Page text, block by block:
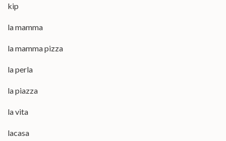
kip
la mamma
la mamma pizza
la perla
la piazza
la vita
lacasa